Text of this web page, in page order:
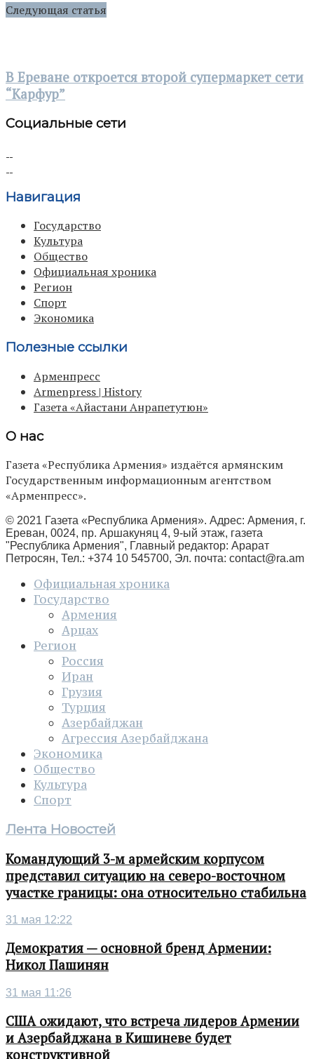
Следующая статья
В Ереване откроется второй супермаркет сети
“Карфур”
Социальные сети
Навигация
Государство
Культура
Общество
Официальная хроника
Регион
Спорт
Экономика
Полезные ссылки
Арменпресс
Armenpress | History
Газета «Айастани Анрапетутюн»
О нас
Газета «Республика Армения» издаётся армянским
Государственным информационным агентством
«Арменпресс».
© 2021 Газета «Республика Армения». Адрес: Армения, г.
Ереван, 0024, пр. Аршакуняц 4, 9-ый этаж, газета
"Республика Армения", Главный редактор: Арарат
Петросян, Тел.: +374 10 545700, Эл. почта: contact@ra.am
Официальная хроника
Государство
Армения
Арцах
Регион
Россия
Иран
Грузия
Турция
Азербайджан
Агрессия Азербайджана
Экономика
Общество
Культура
Спорт
Лента Новостей
Командующий 3-м армейским корпусом
представил ситуацию на северо-восточном
участке границы: она относительно стабильна
31 мая 12:22
Демократия — основной бренд Армении:
Никол Пашинян
31 мая 11:26
США ожидают, что встреча лидеров Армении
и Азербайджана в Кишиневе будет
конструктивной